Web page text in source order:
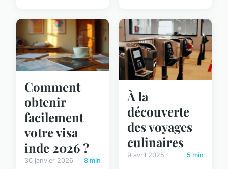
Comment
obtenir
facilement
votre visa
inde 2026 ?
30 janvier 2026 8 min
À la
découverte
des voyages
culinaires
9 avril 2025 5 min